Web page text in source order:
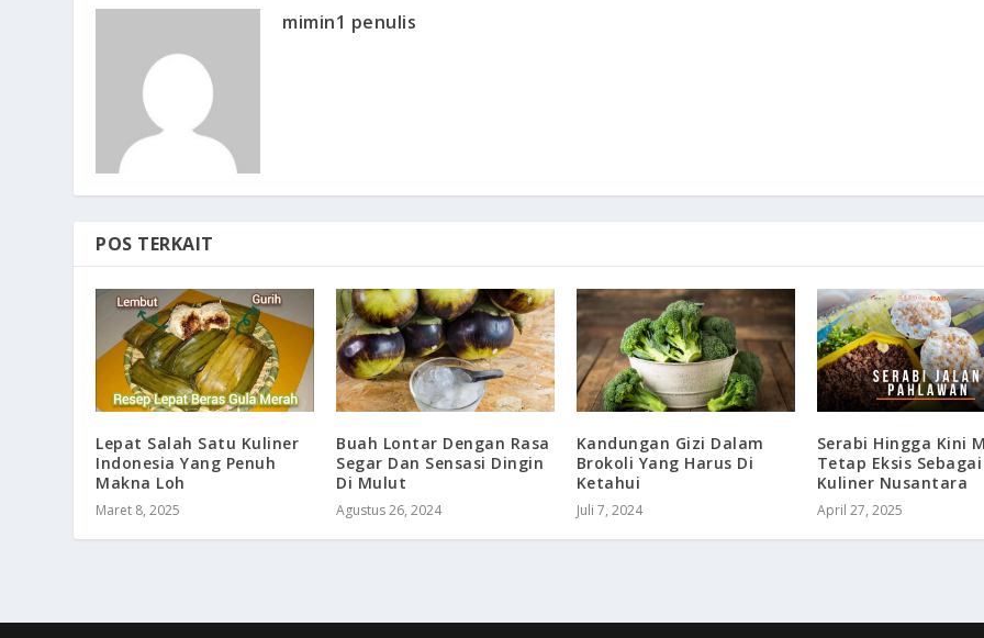
mimin1 penulis
POS TERKAIT
Lepat Salah Satu Kuliner
Indonesia Yang Penuh
Makna Loh
Maret 8, 2025
Buah Lontar Dengan Rasa
Segar Dan Sensasi Dingin
Di Mulut
Agustus 26, 2024
Kandungan Gizi Dalam
Brokoli Yang Harus Di
Ketahui
Juli 7, 2024
Serabi Hingga Kini
Tetap Eksis Sebagai
Kuliner Nusantara
April 27, 2025